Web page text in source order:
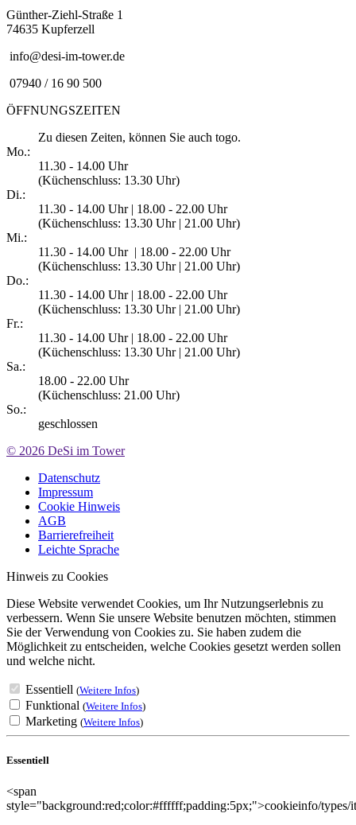
Günther-Ziehl-Straße 1
74635 Kupferzell
info@desi-im-tower.de
07940 / 16 90 500
ÖFFNUNGSZEITEN
Zu diesen Zeiten, können Sie auch togo.
Mo.:
11.30 - 14.00 Uhr
(Küchenschluss: 13.30 Uhr)
Di.:
11.30 - 14.00 Uhr | 18.00 - 22.00 Uhr
(Küchenschluss: 13.30 Uhr| 21.00 Uhr)
Mi.:
11.30 - 14.00 Uhr | 18.00 - 22.00 Uhr
(Küchenschluss: 13.30 Uhr| 21.00 Uhr)
Do.:
11.30 - 14.00 Uhr | 18.00 - 22.00 Uhr
(Küchenschluss: 13.30 Uhr| 21.00 Uhr)
Fr.:
11.30 - 14.00 Uhr | 18.00 - 22.00 Uhr
(Küchenschluss: 13.30 Uhr| 21.00 Uhr)
Sa.:
18.00 - 22.00 Uhr
(Küchenschluss: 21.00 Uhr)
So.:
geschlossen
© 2026 DeSi im Tower
Datenschutz
Impressum
Cookie Hinweis
AGB
Barrierefreiheit
Leichte Sprache
Hinweis zu Cookies
Diese Website verwendet Cookies, um Ihr Nutzungserlebnis zu
verbessern. Wenn Sie unsere Website benutzen möchten, stimmen
Sie der Verwendung von Cookies zu. Sie haben zudem die
Möglichkeit zu entscheiden, welche Cookies gesetzt werden sollen
und welche nicht.
Essentiell (Weitere Infos)
Funktional (Weitere Infos)
Marketing (Weitere Infos)
Essentiell
<span
style="background:red;color:#ffffff;padding:5px;">cookieinfo/types/